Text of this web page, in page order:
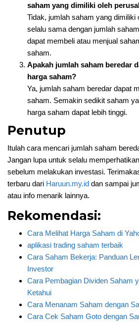
saham yang dimiliki oleh
Tidak, jumlah saham yang dimiliki
selalu sama dengan jumlah
dapat membeli atau menjual
saham.
Apakah jumlah saham beredar
harga saham?
Ya, jumlah saham beredar dapat
saham. Semakin sedikit saham
harga saham dapat lebih tinggi.
Penutup
Itulah cara mencari jumlah saham
Jangan lupa untuk selalu
sebelum melakukan investasi.
terbaru dari Haruun.my.id dan sampai
atau info menarik lainnya.
Rekomendasi:
Cara Melihat Harga Saham di
aplikasi trading saham terbaik
Cara Saham Bekerja: Panduan
Investor
Cara Pembagian Dividen Saham
Ketahui
Cara Menanam Saham dengan
Cara Cek Saham Goto dengan